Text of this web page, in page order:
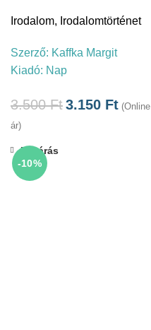
Irodalom, Irodalomtörténet
Szerző: Kaffka Margit
Kiadó: Nap
3.500Ft3.150 Ft (Online
ár)
-10%
Bezárás